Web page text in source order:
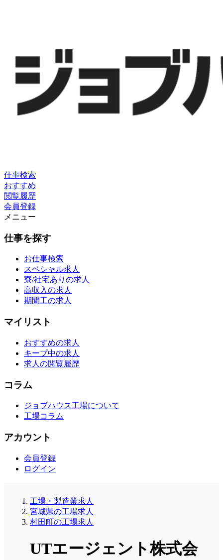
仕事検索
おすすめ
閲覧履歴
会員登録
メニュー
仕事を探す
お仕事検索
スペシャル求人
寮/社宅ありの求人
高収入の求人
期間工の求人
マイリスト
おすすめの求人
キープ中の求人
求人の閲覧履歴
コラム
ジョブハウス工場について
工場コラム
アカウント
会員登録
ログイン
工場・製造業求人
宮城県の工場求人
村田町の工場求人
UTエージェント株式会